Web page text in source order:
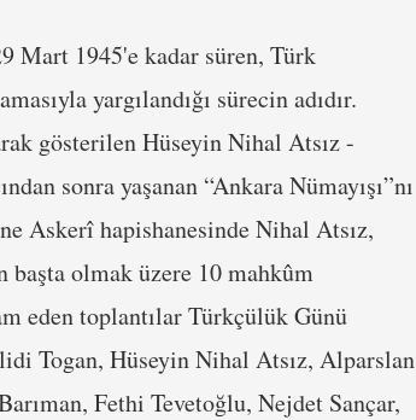
Mart 1945'e kadar süren, Türk
yargılandığı sürecin adıdır.
gösterilen Hüseyin Nihal Atsız -
sonra yaşanan “Ankara Nümayışı”nı
Askerî hapishanesinde Nihal Atsız,
başta olmak üzere 10 mahkûm
eden toplantılar Türkçülük Günü
Togan, Hüseyin Nihal Atsız, Alparslan
Fethi Tevetoğlu, Nejdet Sançar,